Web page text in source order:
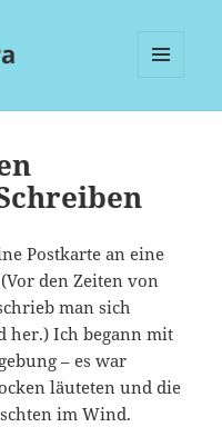
Postkarte an eine
den Zeiten von
man sich
her.) Ich begann mit
– es war
läuteten und die
im Wind.